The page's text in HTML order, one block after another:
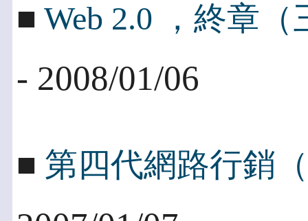
■ Web 2.0 ，終章
- 2008/01/06
■ 第四代網路行銷